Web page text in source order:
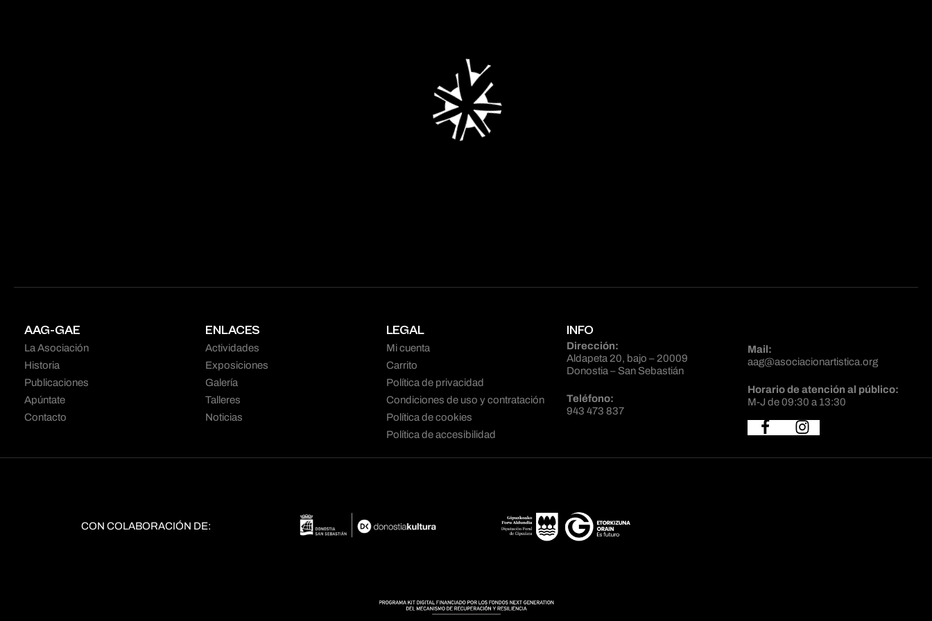
AAG-GAE
La Asociación
Historia
Publicaciones
Apúntate
Contacto
ENLACES
Actividades
Exposiciones
Galería
Talleres
Noticias
LEGAL
Mi cuenta
Carrito
Política de privacidad
Condiciones de uso y contratación
Política de cookies
Política de accesibilidad
INFO
Dirección:
Aldapeta 20, bajo – 20009
Donostia – San Sebastián
Teléfono:
943 473 837
Mail:
aag@asociacionartistica.org
Horario de atención al público:
M-J de 09:30 a 13:30
CON COLABORACIÓN DE: